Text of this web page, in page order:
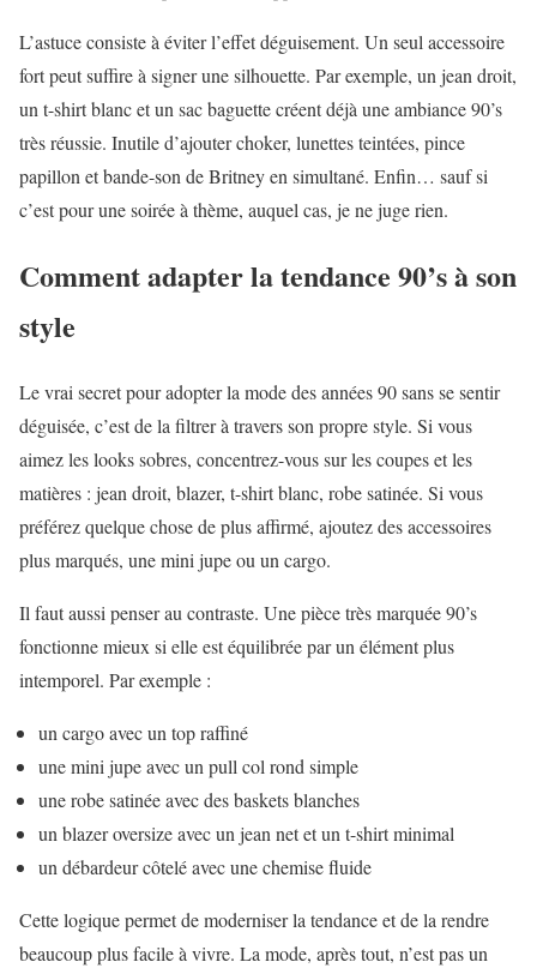
L’astuce consiste à éviter l’effet déguisement. Un seul accessoire
fort peut suffire à signer une silhouette. Par exemple, un jean droit,
un t-shirt blanc et un sac baguette créent déjà une ambiance 90’s
très réussie. Inutile d’ajouter choker, lunettes teintées, pince
papillon et bande-son de Britney en simultané. Enfin… sauf si
c’est pour une soirée à thème, auquel cas, je ne juge rien.
Comment adapter la tendance 90’s à son
style
Le vrai secret pour adopter la mode des années 90 sans se sentir
déguisée, c’est de la filtrer à travers son propre style. Si vous
aimez les looks sobres, concentrez-vous sur les coupes et les
matières : jean droit, blazer, t-shirt blanc, robe satinée. Si vous
préférez quelque chose de plus affirmé, ajoutez des accessoires
plus marqués, une mini jupe ou un cargo.
Il faut aussi penser au contraste. Une pièce très marquée 90’s
fonctionne mieux si elle est équilibrée par un élément plus
intemporel. Par exemple :
un cargo avec un top raffiné
une mini jupe avec un pull col rond simple
une robe satinée avec des baskets blanches
un blazer oversize avec un jean net et un t-shirt minimal
un débardeur côtelé avec une chemise fluide
Cette logique permet de moderniser la tendance et de la rendre
beaucoup plus facile à vivre. La mode, après tout, n’est pas un